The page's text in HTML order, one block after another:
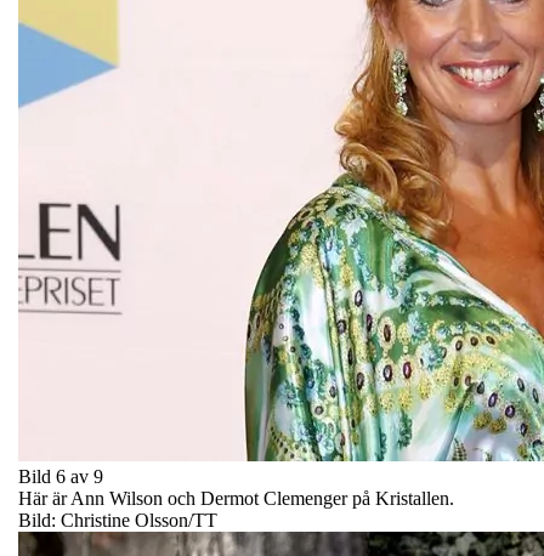
Bild 6 av 9
Här är Ann Wilson och Dermot Clemenger på Kristallen.
Bild: Christine Olsson/TT